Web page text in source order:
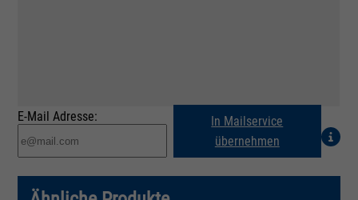
E-Mail Adresse:
In Mailservice
übernehmen